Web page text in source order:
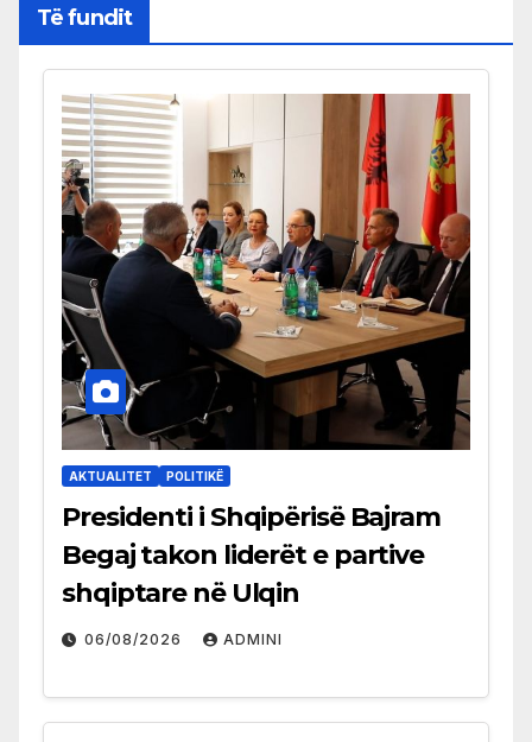
Të fundit
AKTUALITET POLITIKË
Presidenti i Shqipërisë Bajram
Begaj takon liderët e partive
shqiptare në Ulqin
06/08/2026 ADMINI